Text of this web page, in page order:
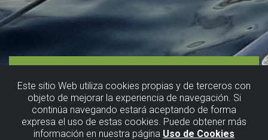
Este sitio Web utiliza cookies propias y de terceros con
objeto de mejorar la experiencia de navegación. Si
continúa navegando estará aceptando de forma
expresa el uso de estas cookies. Puede obtener más
información en nuestra página Uso de Cookies